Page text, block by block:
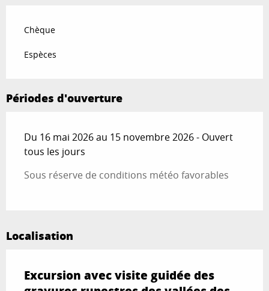
Chèque
Espèces
Périodes d'ouverture
Du 16 mai 2026 au 15 novembre 2026 - Ouvert
tous les jours
Sous réserve de conditions météo favorables
Localisation
Excursion avec visite guidée des